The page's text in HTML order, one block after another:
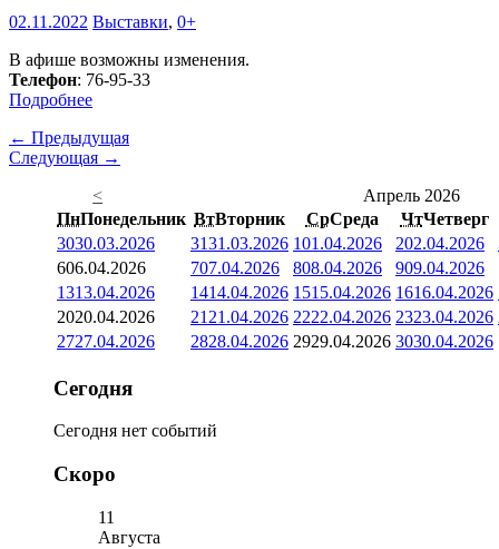
02.11.2022 Выставки, 0+
В афише возможны изменения.
Телефон: 76-95-33
Подробнее
← Предыдущая
Следующая →
<
Апрель 2026
ПнПонедельник ВтВторник СрСреда ЧтЧетверг
3030.03.2026 3131.03.2026 101.04.2026 202.04.2026
606.04.2026 707.04.2026 808.04.2026 909.04.2026
1313.04.2026 1414.04.2026 1515.04.2026 1616.04.2026
2020.04.2026 21 21.04.2026 2222.04.2026 2323.04.2026
2727.04.2026 2828.04.2026 2929.04.2026 3030.04.2026
Сегодня
Сегодня нет событий
Скоро
11
Августа